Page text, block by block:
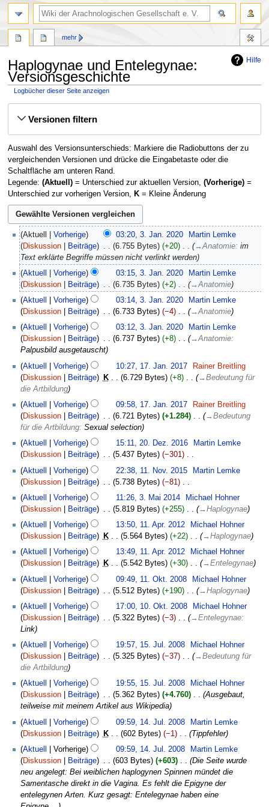
Hilfe
Haplogynae und Entelegynae:
Versionsgeschichte
Logbücher dieser Seite anzeigen
Navigation
SucheVersionen filtern
Auswahl des Versionsunterschieds: Markiere die Radiobuttons der zu
vergleichenden Versionen und drücke die Eingabetaste oder die
Schaltfläche am unteren Rand.
Legende: (Aktuell)= Unterschied zur aktuellen Version, (Vorherige)=
Unterschied zur vorherigen Version, K= Kleine Änderung
Januar
2020
Aktuell Vorherige 03:20, 3. Jan. 2020
Martin Lemke
Diskussion
Beiträge 6.755 Bytes +20 ‎ →Anatomie: im
Text erklärte Begriffe müssen nicht verlinkt werden
Aktuell
Vorherige 03:15, 3. Jan. 2020
Martin Lemke
Diskussion
Beiträge 6.735 Bytes +2 ‎ →Anatomie
Aktuell
Vorherige 03:14, 3. Jan. 2020
Martin Lemke
Diskussion
Beiträge 6.733 Bytes −4 ‎ →Anatomie
Aktuell
Vorherige 03:12, 3. Jan. 2020
Martin Lemke
Diskussion
Beiträge 6.737 Bytes +8 ‎ →Anatomie:
Palpusbild ausgetauscht
Januar
2017
Aktuell Vorherige 10:27, 17. Jan. 2017
Rainer Breitling
Diskussion
Beiträge K 6.729 Bytes +8 ‎ →Bedeutung für
die Artbildung
Aktuell
Vorherige 09:58, 17. Jan. 2017
Rainer Breitling
Diskussion
Beiträge 6.721 Bytes +1.284 ‎ →Bedeutung
für die Artbildung: Sexual selection
20.
Dezember
Aktuell Vorherige 15:11, 20. Dez. 2016
Martin Lemke
Diskussion
Beiträge 5.437 Bytes −301 ‎
K
e
n
e
B
e
r
b
e
i
t
u
n
s
z
u
s
a
m
e
n
f
a
s
s
u
November
2015
Aktuell Vorherige 22:38, 11. Nov. 2015
Martin Lemke
Diskussion
Beiträge 5.738 Bytes −81 ‎
K
e
n
e
B
e
r
b
e
i
t
u
n
z
u
s
a
m
e
n
Mai
Aktuell Vorherige 11:26, 3. Mai 2014
Michael Hohner
Diskussion
Beiträge 5.819 Bytes +255 ‎ →Haplogynae
April
Aktuell Vorherige 13:50, 11. Apr. 2012
Michael Hohner
Diskussion
Beiträge K 5.564 Bytes +22 ‎ →Haplogynae
Aktuell
Vorherige 13:49, 11. Apr. 2012
Michael Hohner
Diskussion
Beiträge K 5.542 Bytes +30 ‎ →Entelegynae
Oktober
Aktuell Vorherige 09:49, 11. Okt. 2008
Michael Hohner
Diskussion
Beiträge 5.512 Bytes +190 ‎ →Haplogynae
Oktober
2008
Aktuell Vorherige 17:00, 10. Okt. 2008
Michael Hohner
Diskussion
Beiträge 5.322 Bytes −3 ‎ →Entelegynae:
Link
Juli
2008
Aktuell Vorherige 19:57, 15. Jul. 2008
Michael Hohner
Diskussion
Beiträge 5.325 Bytes −37 ‎ →Bedeutung für
die Artbildung
Aktuell
Vorherige 19:55, 15. Jul. 2008
Michael Hohner
Diskussion
Beiträge 5.362 Bytes +4.760 ‎
Ausgebaut,
teilweise mit meinem Artikel aus Wikipedia
Juli
Aktuell Vorherige 09:59, 14. Jul. 2008
Martin Lemke
Diskussion
Beiträge K 602 Bytes −1 ‎
Tippfehler
Aktuell
Vorherige 09:59, 14. Jul. 2008
Martin Lemke
Diskussion
Beiträge 603 Bytes +603 ‎
Die Seite wurde
neu angelegt: Bei weiblichen haplogynen Spinnen mündet die
Samentasche direkt in die Vagina. Es fehlt die Epigyne der
entelegynen Arten. Kurz gesagt: Entelegynae haben eine
mehr